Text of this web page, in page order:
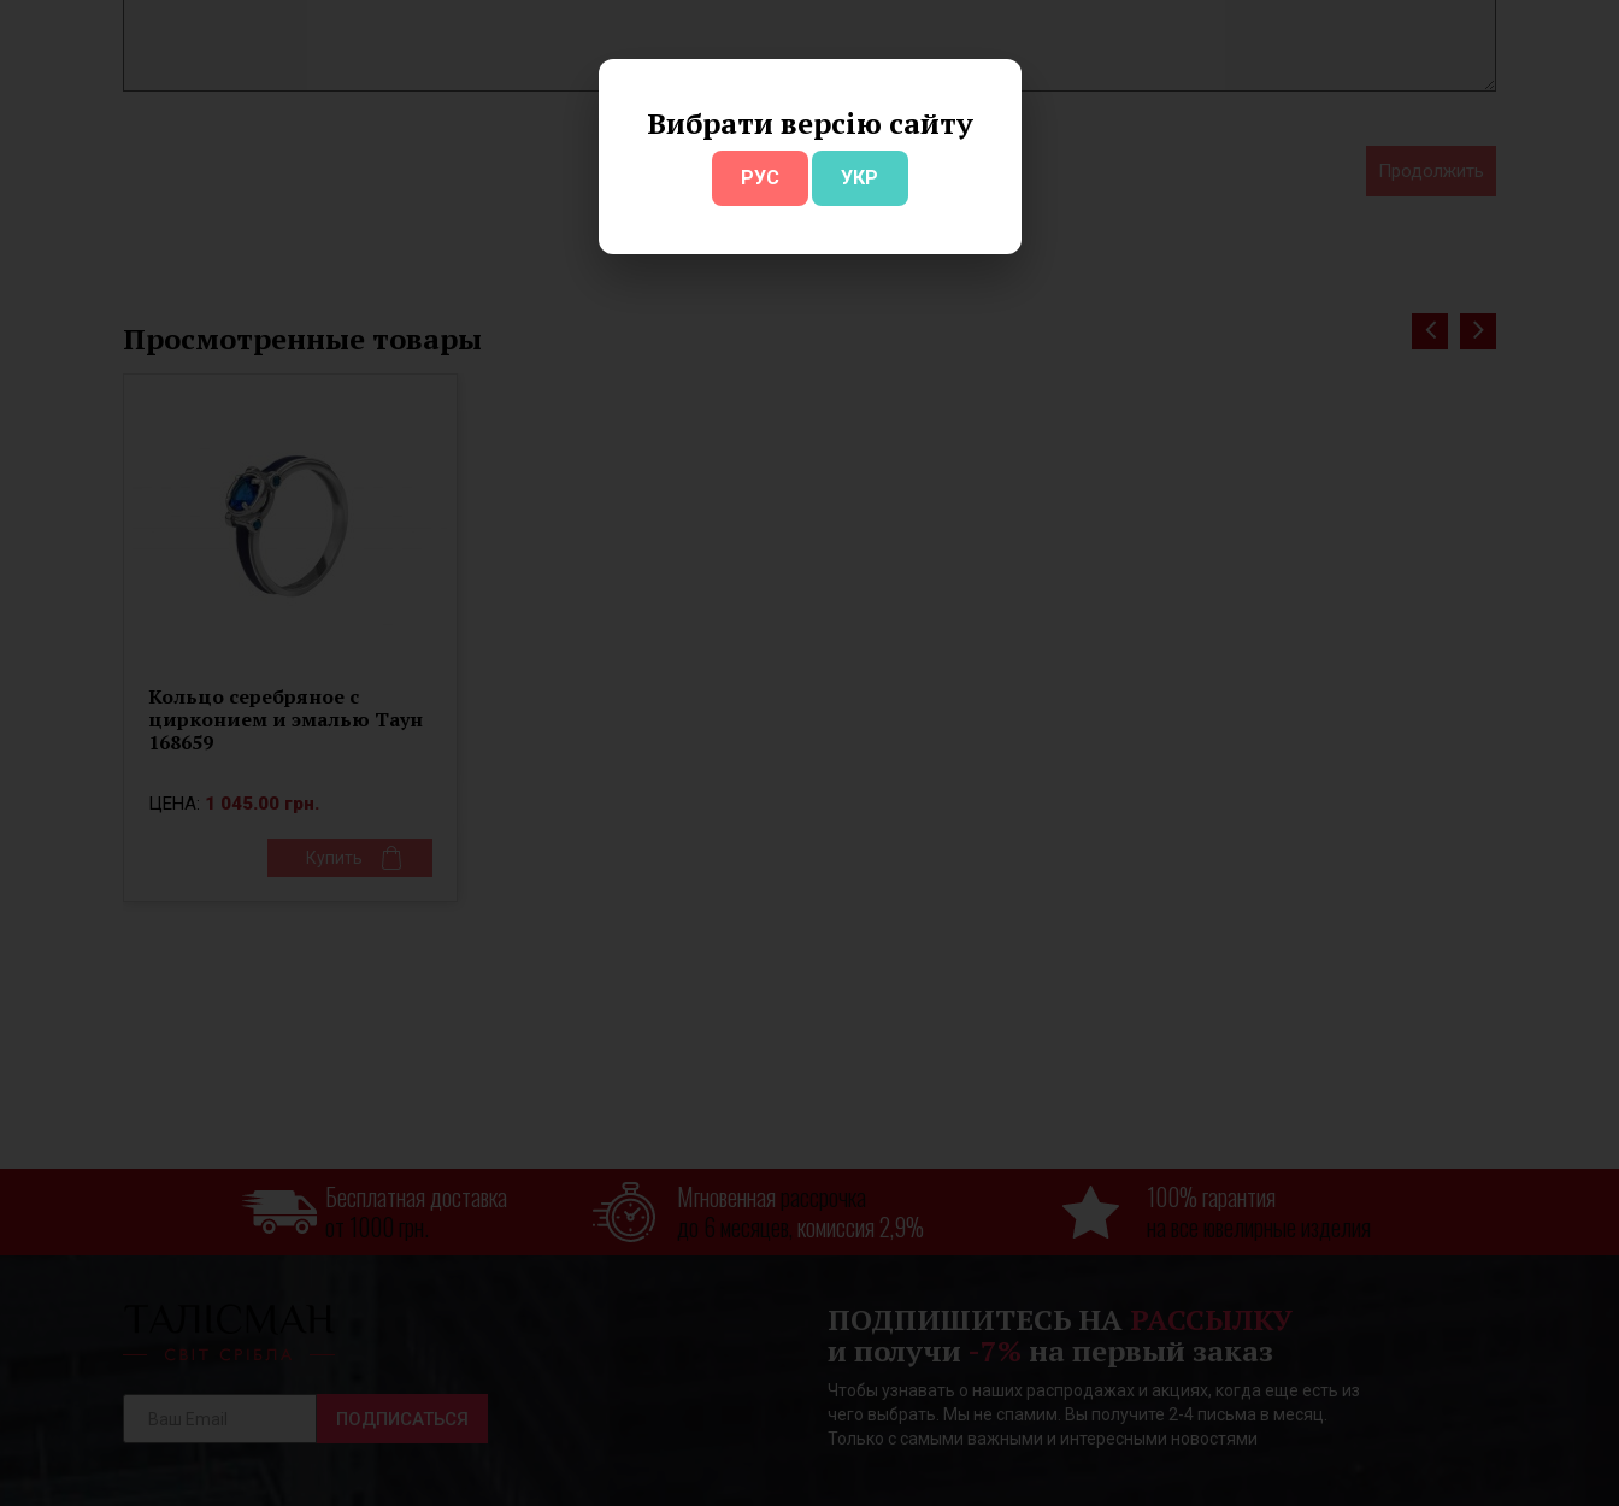
Вибрати версію сайту
РУС УКР Продолжить
Просмотренные товары
Кольцо серебряное с
цирконием и эмалью Таун
168659
ЦЕНА: 1 045.00 грн.
Купить
Бесплатная доставка
от 1000 грн.
Мгновенная рассрочка
до 6 месяцев, комиссия 2,9%
100% гарантия
на все ювелирные изделия
ПОДПИСАТЬСЯ
ПОДПИШИТЕСЬ НА РАССЫЛКУ
и получи -7% на первый заказ
Чтобы узнавать о наших распродажах и акциях, когда еще есть из
чего выбрать. Мы не спамим. Вы получите 2-4 письма в месяц.
Только с самыми важными и интересными новостями